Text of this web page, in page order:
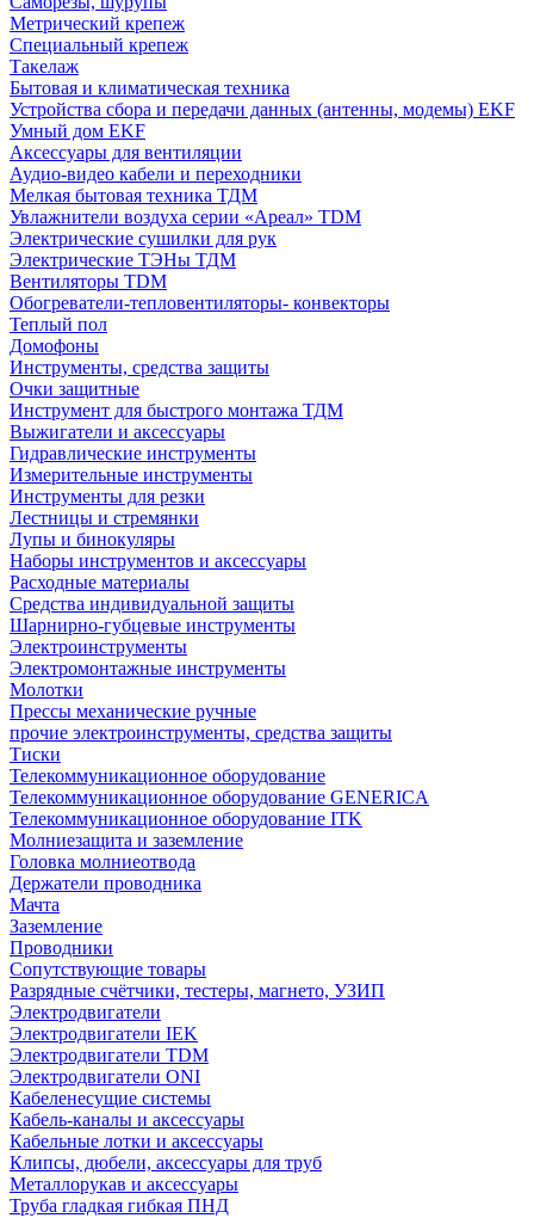
Метрический крепеж
Специальный крепеж
Такелаж
Бытовая и климатическая техника
Устройства сбора и передачи данных (антенны, модемы) EKF
Умный дом EKF
Аксессуары для вентиляции
Аудио-видео кабели и переходники
Мелкая бытовая техника ТДМ
Увлажнители воздуха серии «Ареал» TDM
Электрические сушилки для рук
Электрические ТЭНы ТДМ
Вентиляторы TDM
Обогреватели-тепловентиляторы- конвекторы
Теплый пол
Домофоны
Инструменты, средства защиты
Очки защитные
Инструмент для быстрого монтажа ТДМ
Выжигатели и аксессуары
Гидравлические инструменты
Измерительные инструменты
Инструменты для резки
Лестницы и стремянки
Лупы и бинокуляры
Наборы инструментов и аксессуары
Расходные материалы
Средства индивидуальной защиты
Шарнирно-губцевые инструменты
Электроинструменты
Электромонтажные инструменты
Молотки
Прессы механические ручные
прочие электроинструменты, средства защиты
Тиски
Телекоммуникационное оборудование
Телекоммуникационное оборудование GENERICA
Телекоммуникационное оборудование ITK
Молниезащита и заземление
Головка молниеотвода
Держатели проводника
Мачта
Заземление
Проводники
Сопутствующие товары
Разрядные счётчики, тестеры, магнето, УЗИП
Электродвигатели
Электродвигатели IEK
Электродвигатели TDM
Электродвигатели ONI
Кабеленесущие системы
Кабель-каналы и аксессуары
Кабельные лотки и аксессуары
Клипсы, дюбели, аксессуары для труб
Металлорукав и аксессуары
Труба гладкая гибкая ПНД